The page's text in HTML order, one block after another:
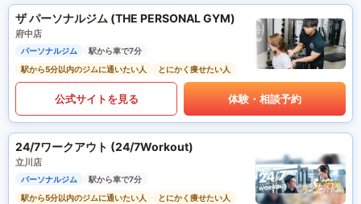
ザ パーソナルジム (THE PERSONAL GYM)
府中店
パーソナルジム
駅から車で7分
駅から5分以内のジムに通いたい人
とにかく痩せたい人
公式サイトを見る 体験・相談予約
24/7ワークアウト (24/7Workout)
立川店
パーソナルジム
駅から車で7分
駅から5分以内のジムに通いたい人
とにかく痩せたい人